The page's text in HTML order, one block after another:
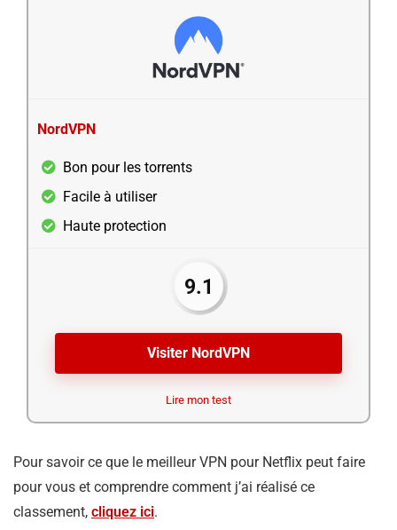
NordVPN
Bon pour les torrents
Facile à utiliser
Haute protection
9.1
Visiter NordVPN
Lire mon test
Pour savoir ce que le meilleur VPN pour Netflix peut faire
pour vous et comprendre comment j’ai réalisé ce
classement, cliquez ici.